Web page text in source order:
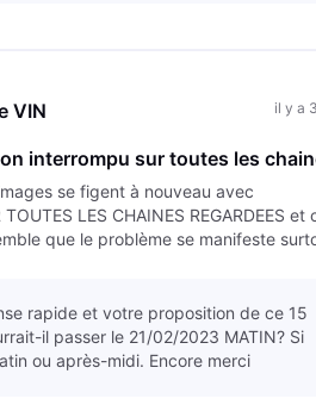
VIN il y a
interrompu sur toutes les
se figent à nouveau avec
LES CHAINES REGARDEES et
que le problème se manifeste
rapide et votre proposition de ce 15
il passer le 21/02/2023 MATIN? Si
ou après-midi. Encore merci